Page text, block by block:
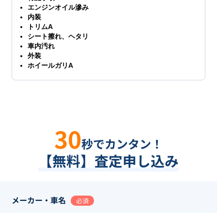
エンジンオイル滲み
内装
トリムA
シート擦れ、ヘタリ
車内汚れ
外装
ホイールガリA
30秒でカンタン！
【無料】査定申し込み
メーカー・車名 必須